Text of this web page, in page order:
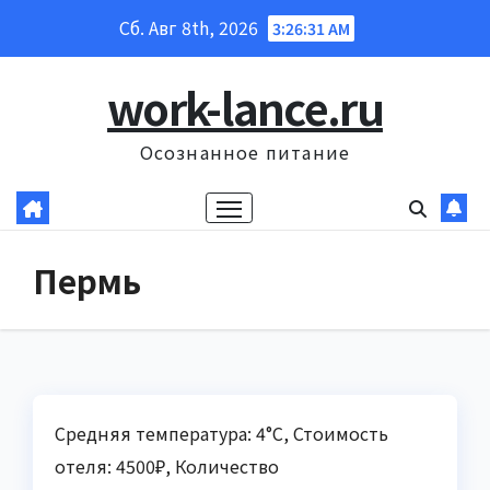
Сб. Авг 8th, 2026 3:26:32 AM
work-lance.ru
Осознанное питание
Пермь
Средняя температура: 4°C, Стоимость
отеля: 4500₽, Количество